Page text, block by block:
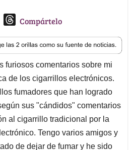
a
i
l
T
r
e
a
d
s
Compártelo
furiosos comentarios sobre mi
de los cigarrillos electrónicos.
fumadores que han logrado
sus "cándidos" comentarios
al cigarrillo tradicional por la
Tengo varios amigos y
de dejar de fumar y he sido